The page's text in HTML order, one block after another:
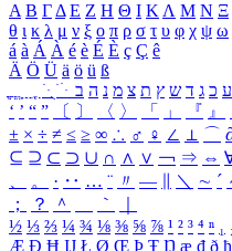
Α Β ΓΔ Ε Ζ Η Θ Ι ΚΛ Μ Ν Ξ
θ ι κ λ μ ν ξ ο π ρ σ τ υ φ χ ψ ω
á à Á À é è É È ç Ç ê
Ä Ö Ü ä ö ü ß
ִֶֹ ֻּ ׁׂ ע כ ג ד ש ץ ת צ מ נ ה ב
‘ ’ “ ” 〔 〕 〈 〉 「 」 『 』
± × ÷ ≠ ≤ ≥ ∞ ∴ ♂ ♀ ∠ ⊥ ⌒
⊆ ⊇ ⊂ ⊃ ∪ ∩ ∧ ∨ ￢ ⇒ ⇔
、
。 · ‥ … ¨ 〃 ― ＼ ∼ ´
；
？ ＾ ｀
½ ⅓ ⅔ ¼ ¾ ⅛ ⅜ ⅝ ⅞ ¹ ² ³ ⁴ ⁿ ₁
Æ Ð Ħ Ĳ Ł Ø Œ Þ Ŧ Ŋ æ đ ð ħ